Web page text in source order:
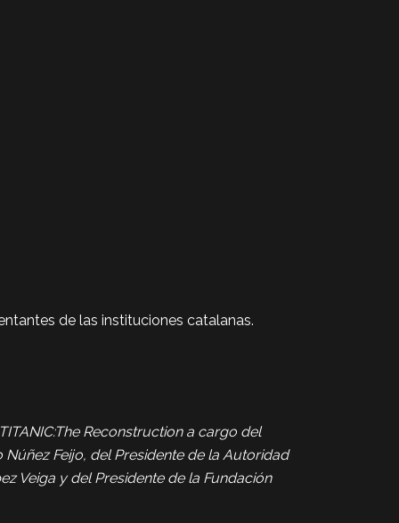
de las instituciones catalanas.
Reconstruction a cargo del
Feijo, del Presidente de la Autoridad
Veiga y del Presidente de la Fundación